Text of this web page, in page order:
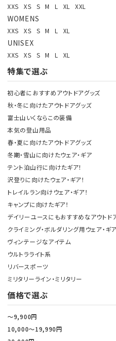
XXS XS S M L XL XXL
WOMENS
XXS XS S M L XL
UNISEX
XXS XS S M L XL
特集で選ぶ
初心者におすすめアウトドアグッズ
秋・冬に向けたアウトドアグッズ
富士山いくならこの装備
本気の登山用品
春・夏に向けたアウトドアグッズ
冬期・雪山に向けたウェア・ギア
テント泊山行に向けたギア！
沢登りに向けたウェア・ギア！
トレイルラン向けウェア・ギア！
キャンプに向けたギア！
デイリーユースにもおすすめなアウトド
クライミング・ボルダリング用ウェア・ギア
ヴィンテージなアイテム
ウルトラライト系
リバースポーツ
ミリタリーライン・ミリタリー
価格で選ぶ
～9,900円
10,000～19,990円